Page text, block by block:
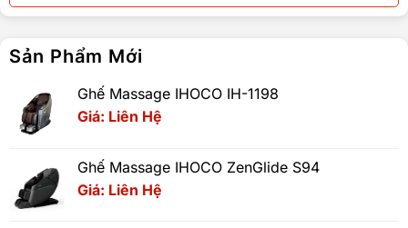
Sản Phẩm Mới
Ghế Massage IHOCO IH-1198
Giá: Liên Hệ
Ghế Massage IHOCO ZenGlide S94
Giá: Liên Hệ